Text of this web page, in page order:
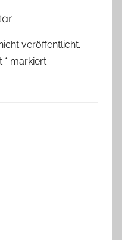
veröffentlicht.
* markiert